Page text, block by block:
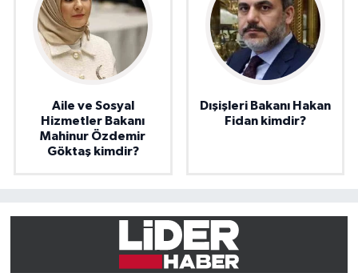
Aile ve Sosyal
Hizmetler Bakanı
Mahinur Özdemir
Göktaş kimdir?
Dışişleri Bakanı Hakan
Fidan kimdir?